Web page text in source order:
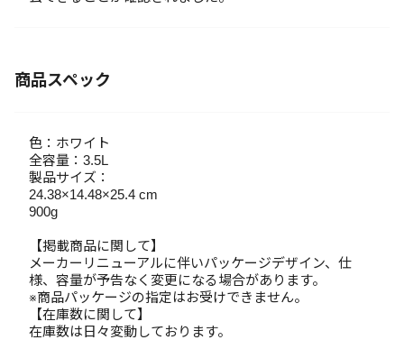
商品スペック
色：ホワイト
全容量：3.5L
製品サイズ：
24.38×14.48×25.4 cm
900g
【掲載商品に関して】
メーカーリニューアルに伴いパッケージデザイン、仕
様、容量が予告なく変更になる場合があります。
※商品パッケージの指定はお受けできません。
【在庫数に関して】
在庫数は日々変動しております。